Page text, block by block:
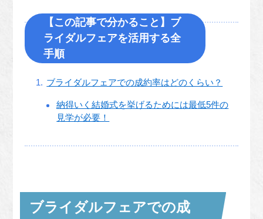
【この記事で分かること】ブ
ライダルフェアを活用する全
手順
ブライダルフェアでの成約率はどのくらい？
納得いく結婚式を挙げるためには最低5件の
見学が必要！
ブライダルフェアでの成